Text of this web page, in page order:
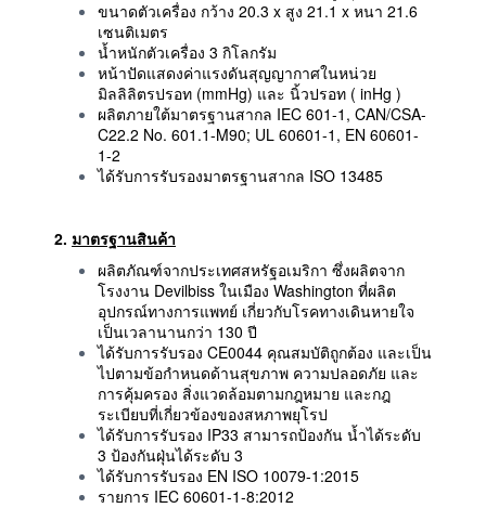
ขนาดตัวเครื่อง กว้าง 20.3 x สูง 21.1 x หนา 21.6
เซนติเมตร
น้ำหนักตัวเครื่อง 3 กิโลกรัม
หน้าปัดแสดงค่าแรงดันสุญญากาศในหน่วย
มิลลิลิตรปรอท (mmHg) และ นิ้วปรอท ( inHg )
ผลิตภายใต้มาตรฐานสากล IEC 601-1, CAN/CSA-
C22.2 No. 601.1-M90; UL 60601-1, EN 60601-
1-2
ได้รับการรับรองมาตรฐานสากล ISO 13485
2. มาตรฐานสินค้า
ผลิตภัณฑ์จากประเทศสหรัฐอเมริกา ซึ่งผลิตจาก
โรงงาน Devilbiss ในเมือง Washington ที่ผลิต
อุปกรณ์ทางการแพทย์ เกี่ยวกับโรคทางเดินหายใจ
เป็นเวลานานกว่า 130 ปี
ได้รับการรับรอง CE0044 คุณสมบัติถูกต้อง และเป็น
ไปตามข้อกำหนดด้านสุขภาพ ความปลอดภัย และ
การคุ้มครอง สิ่งแวดล้อมตามกฎหมาย และกฎ
ระเบียบที่เกี่ยวข้องของสหภาพยุโรป
ได้รับการรับรอง IP33 สามารถป้องกัน น้ำได้ระดับ
3 ป้องกันฝุ่นได้ระดับ 3
ได้รับการรับรอง EN ISO 10079-1:2015
รายการ IEC 60601-1-8:2012